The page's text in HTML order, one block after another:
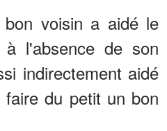
voisin a aidé le
l'absence de son
indirectement aidé
du petit un bon